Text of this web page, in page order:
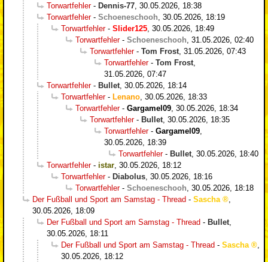
Torwartfehler- Dennis-77 30.05.2026, 18:38
Torwartfehler- Schoeneschooh 30.05.2026, 18:19
Torwartfehler- Slider125 30.05.2026, 18:49
Torwartfehler- Schoeneschooh 31.05.2026, 02:40
Torwartfehler- Tom Frost 31.05.2026, 07:43
Torwartfehler- Tom Frost
31.05.2026, 07:47
Torwartfehler- Bullet 30.05.2026, 18:14
Torwartfehler- Lenano 30.05.2026, 18:33
Torwartfehler- Gargamel09 30.05.2026, 18:34
Torwartfehler- Bullet 30.05.2026, 18:35
Torwartfehler- Gargamel09
30.05.2026, 18:39
Torwartfehler- Bullet 30.05.2026, 18:40
Torwartfehler- istar 30.05.2026, 18:12
Torwartfehler- Diabolus 30.05.2026, 18:16
Torwartfehler- Schoeneschooh 30.05.2026, 18:18
Der Fußball und Sport am Samstag - Thread - Sascha
30.05.2026, 18:09
Der Fußball und Sport am Samstag - Thread - Bullet
30.05.2026, 18:11
Der Fußball und Sport am Samstag - Thread - Sascha
30.05.2026, 18:12